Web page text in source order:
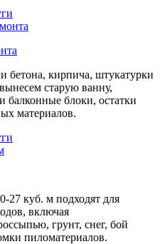
бетона, кирпича, штукатурки
старую ванну,
балконные блоки, остатки
материалов.
27 куб. м подходят для
включая
грунт, снег, бой
пиломатериалов.